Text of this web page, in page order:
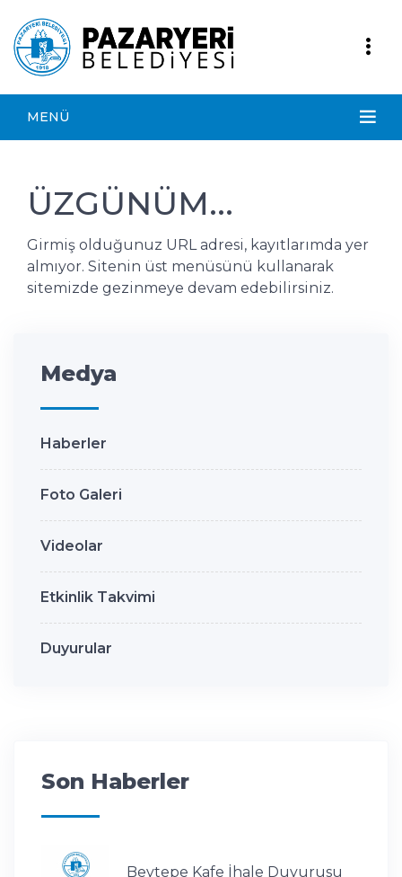
MENÜ
ÜZGÜNÜM...
Girmiş olduğunuz URL adresi, kayıtlarımda yer
almıyor. Sitenin üst menüsünü kullanarak
sitemizde gezinmeye devam edebilirsiniz.
Medya
Haberler
Foto Galeri
Videolar
Etkinlik Takvimi
Duyurular
Son Haberler
Beytepe Kafe İhale Duyurusu